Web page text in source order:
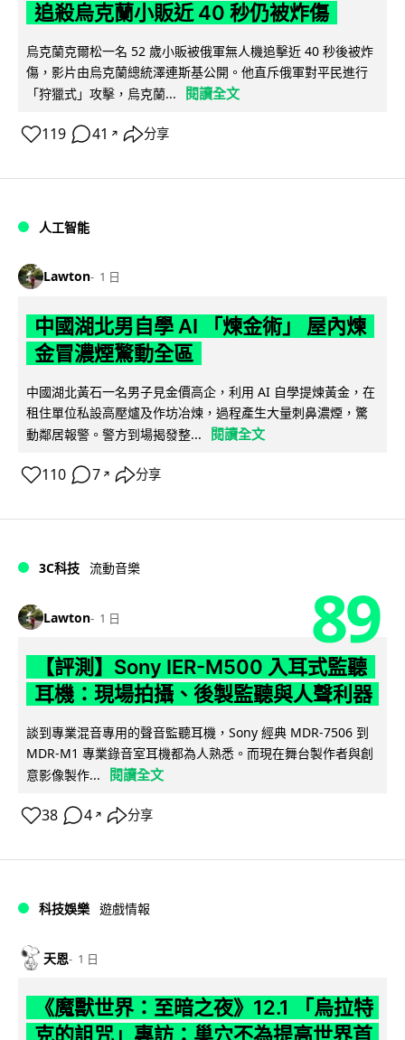
追殺烏克蘭小販近 40 秒仍被炸傷
烏克蘭克爾松一名 52 歲小販被俄軍無人機追擊近 40 秒後被炸
傷，影片由烏克蘭總統澤連斯基公開。他直斥俄軍對平民進行
「狩獵式」攻擊，烏克蘭...
閱讀全文
119 41 ↗ 分享
人工智能
Lawton 1 日
中國湖北男自學 AI 「煉金術」 屋內煉
金冒濃煙驚動全區
中國湖北黃石一名男子見金價高企，利用 AI 自學提煉黃金，在
租住單位私設高壓爐及作坊冶煉，過程產生大量刺鼻濃煙，驚
動鄰居報警。警方到場揭發整...
閱讀全文
110 7 ↗ 分享
3C科技 流動音樂
Lawton 1 日 89
【評測】Sony IER-M500 入耳式監聽
耳機：現場拍攝、後製監聽與人聲利器
談到專業混音專用的聲音監聽耳機，Sony 經典 MDR-7506 到
MDR-M1 專業錄音室耳機都為人熟悉。而現在舞台製作者與創
意影像製作...
閱讀全文
38 4 ↗ 分享
科技娛樂 遊戲情報
天恩 1 日
《魔獸世界：至暗之夜》12.1 「烏拉特
克的詛咒」專訪：巢穴不為提高世界首